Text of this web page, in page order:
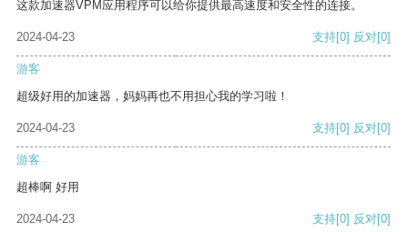
这款加速器VPM应用程序可以给你提供最高速度和安全性的连接。
2024-04-23 支持[0] 反对[0]
游客
超级好用的加速器，妈妈再也不用担心我的学习啦！
2024-04-23 支持[0] 反对[0]
游客
超棒啊 好用
2024-04-23 支持[0] 反对[0]